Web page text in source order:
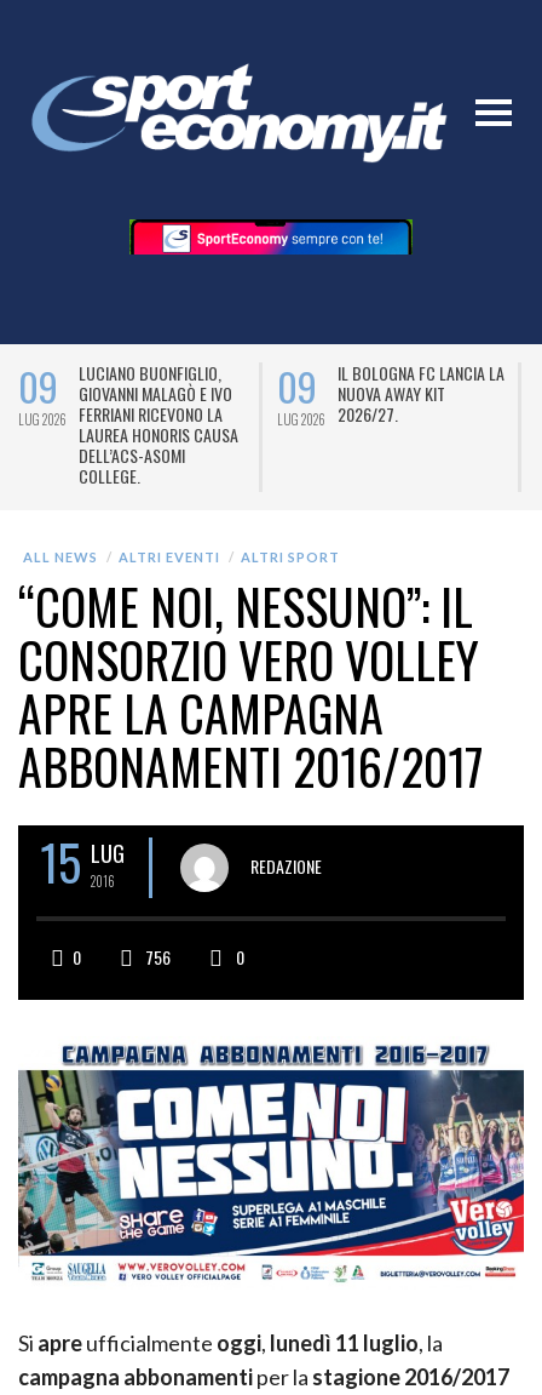
09
LUG 2026
LUCIANO BUONFIGLIO,
GIOVANNI MALAGÒ E IVO
FERRIANI RICEVONO LA
LAUREA HONORIS CAUSA
DELL’ACS-ASOMI
COLLEGE.
09
LUG 2026
IL BOLOGNA FC LANCIA LA
NUOVA AWAY KIT
2026/27.
ALL NEWS ALTRI EVENTI ALTRI SPORT
“COME NOI, NESSUNO”: IL
CONSORZIO VERO VOLLEY
APRE LA CAMPAGNA
ABBONAMENTI 2016/2017
15 LUG
2016
REDAZIONE
0 756 0
Si apreufficialmente oggi, lunedì 11 luglio, la
campagna abbonamentiper la stagione 2016/2017